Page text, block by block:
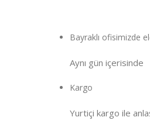
Bayraklı ofisimizde
Aynı gün içerisinde
Kargo
Yurtiçi kargo ile